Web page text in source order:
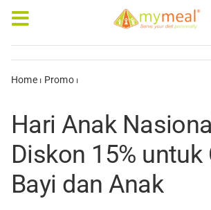
Toggle
Navigation
Caterings
Rewards
Home⏐ Promo⏐
Hari Anak
Diskon 15% untuk
Bayi dan Anak